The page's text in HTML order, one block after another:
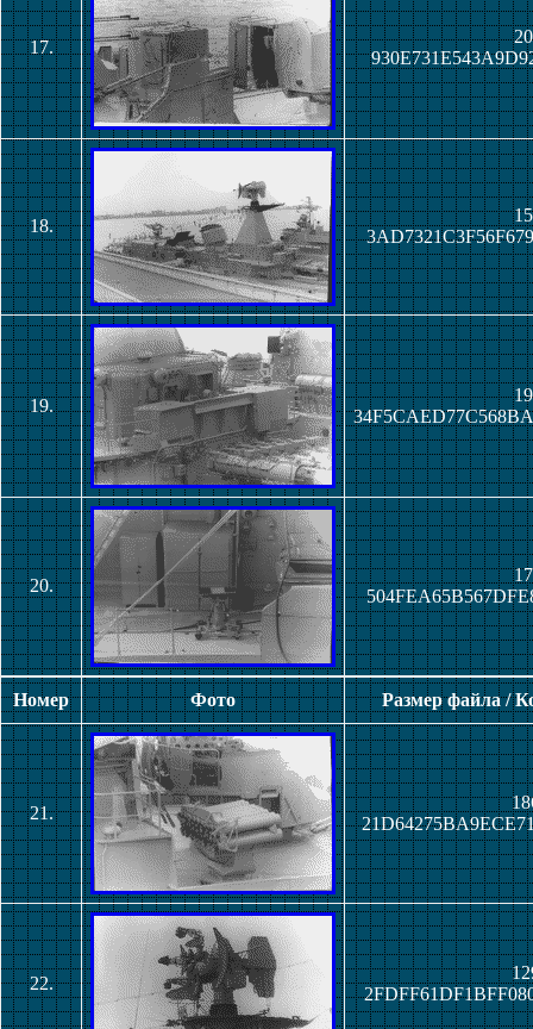
17.
18.
19.
20.
Номер Фото Размер файла /
21.
22.